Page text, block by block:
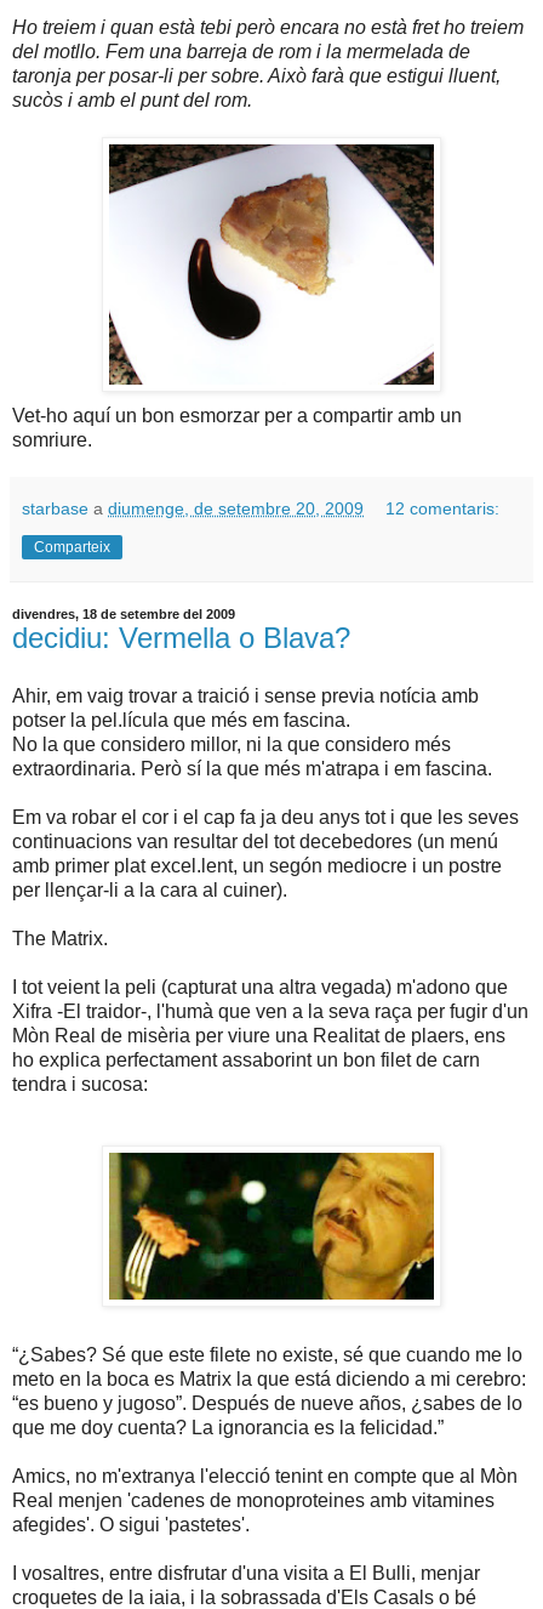
Ho treiem i quan està tebi però encara no està fret ho treiem
del motllo. Fem una barreja de rom i la mermelada de
taronja per posar-li per sobre. Això farà que estigui lluent,
sucòs i amb el punt del rom.
Vet-ho aquí un bon esmorzar per a compartir amb un
somriure.
starbase a diumenge, de setembre 20, 2009 12 comentaris:
Comparteix
divendres, 18 de setembre del 2009
decidiu: Vermella o Blava?
Ahir, em vaig trovar a traició i sense previa notícia amb
potser la pel.lícula que més em fascina.
No la que considero millor, ni la que considero més
extraordinaria. Però sí la que més m'atrapa i em fascina.
Em va robar el cor i el cap fa ja deu anys tot i que les seves
continuacions van resultar del tot decebedores (un menú
amb primer plat excel.lent, un segón mediocre i un postre
per llençar-li a la cara al cuiner).
The Matrix.
I tot veient la peli (capturat una altra vegada) m'adono que
Xifra -El traidor-, l'humà que ven a la seva raça per fugir d'un
Mòn Real de misèria per viure una Realitat de plaers, ens
ho explica perfectament assaborint un bon filet de carn
tendra i sucosa:
“¿Sabes? Sé que este filete no existe, sé que cuando me lo
meto en la boca es Matrix la que está diciendo a mi cerebro:
“es bueno y jugoso”. Después de nueve años, ¿sabes de lo
que me doy cuenta? La ignorancia es la felicidad.”
Amics, no m'extranya l'elecció tenint en compte que al Mòn
Real menjen 'cadenes de monoproteines amb vitamines
afegides'. O sigui 'pastetes'.
I vosaltres, entre disfrutar d'una visita a El Bulli, menjar
croquetes de la iaia, i la sobrassada d'Els Casals o bé